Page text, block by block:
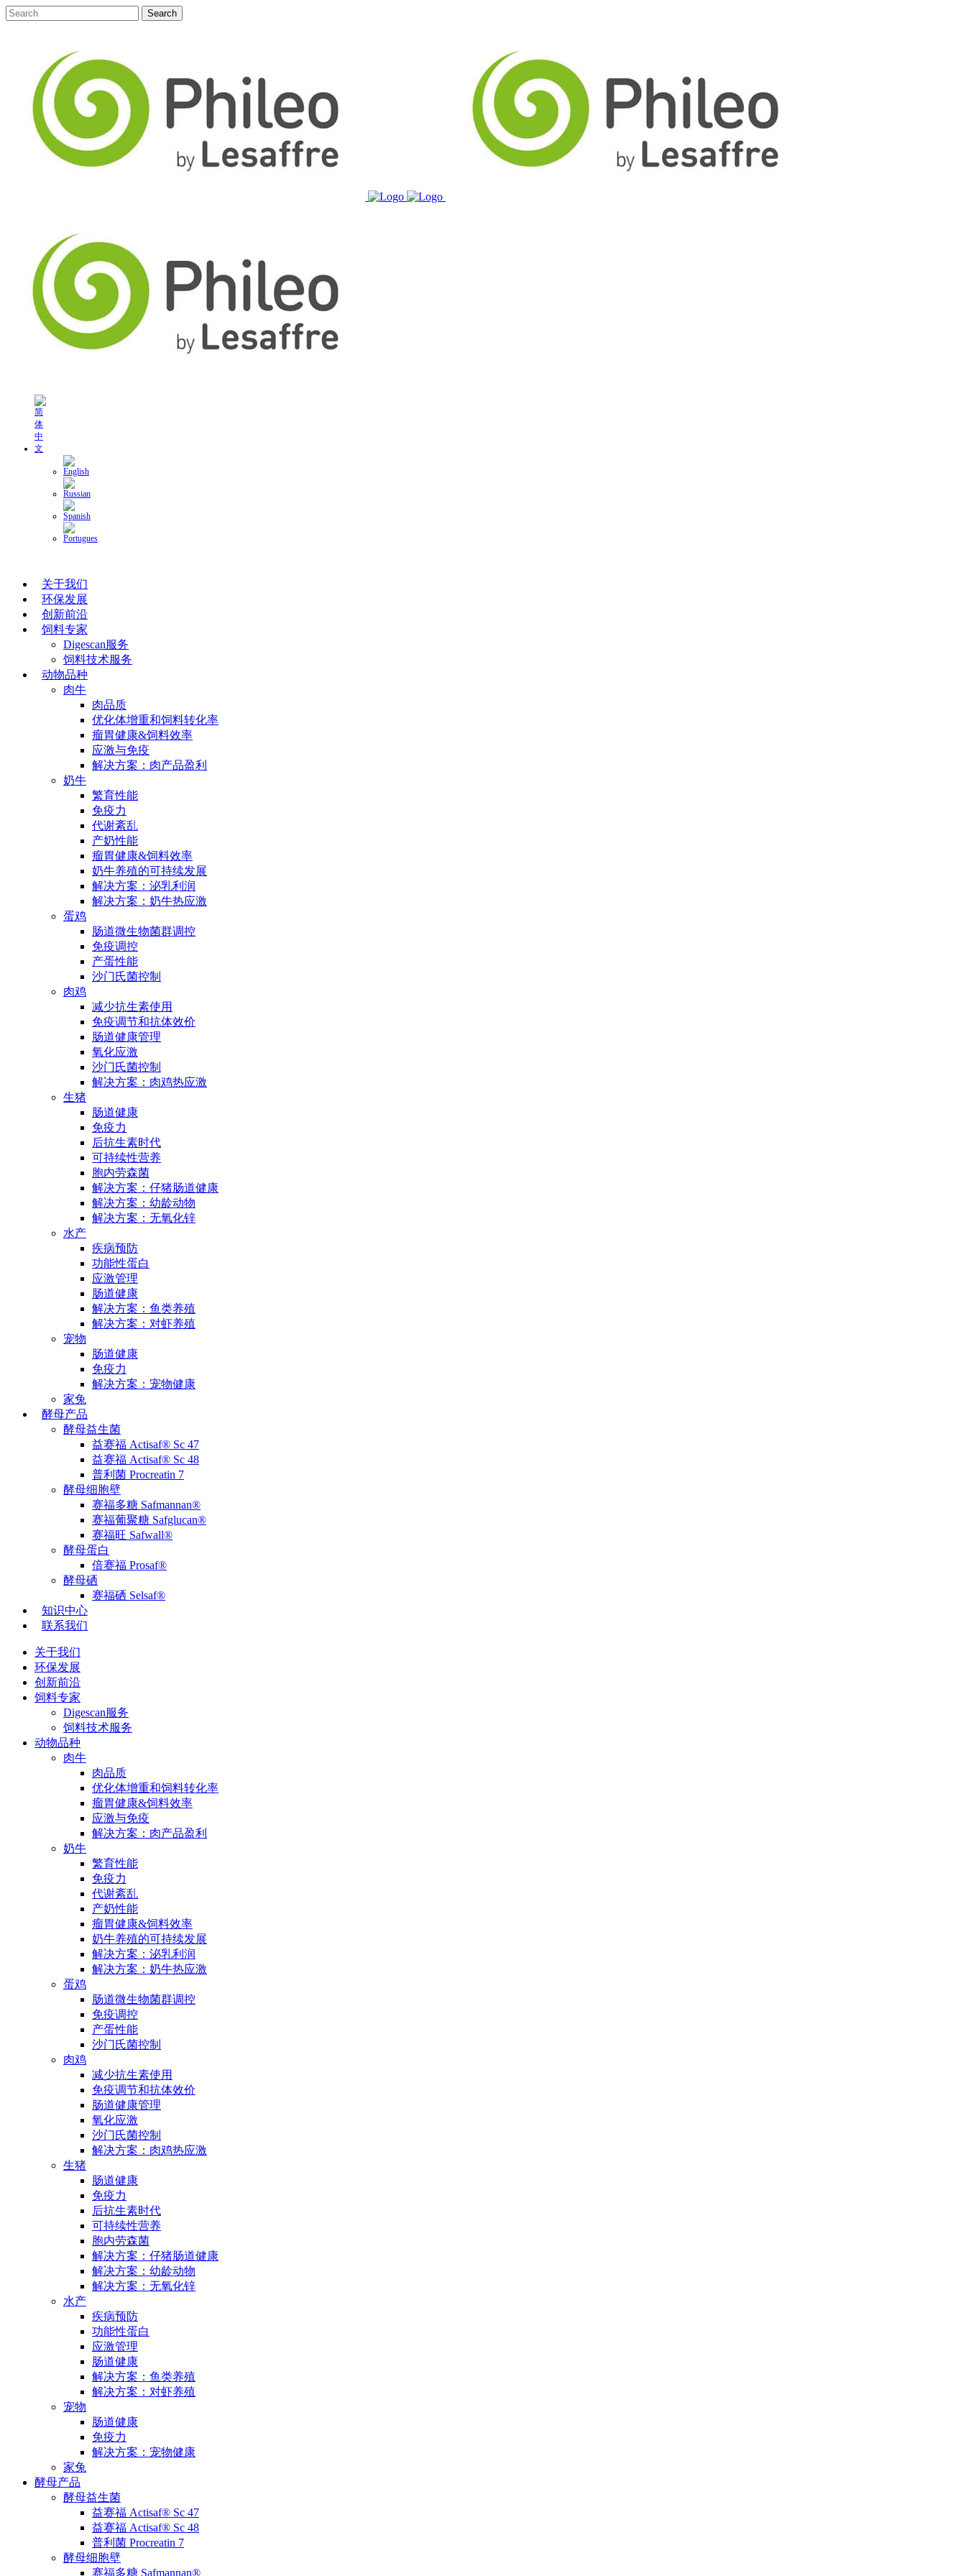
关于我们
环保发展
创新前沿
饲料专家
Digescan服务
饲料技术服务
动物品种
肉牛
肉品质
优化体增重和饲料转化率
瘤胃健康&饲料效率
应激与免疫
解决方案：肉产品盈利
奶牛
繁育性能
免疫力
代谢紊乱
产奶性能
瘤胃健康&饲料效率
奶牛养殖的可持续发展
解决方案：泌乳利润
解决方案：奶牛热应激
蛋鸡
肠道微生物菌群调控
免疫调控
产蛋性能
沙门氏菌控制
肉鸡
减少抗生素使用
免疫调节和抗体效价
肠道健康管理
氧化应激
沙门氏菌控制
解决方案：肉鸡热应激
生猪
肠道健康
免疫力
后抗生素时代
可持续性营养
胞内劳森菌
解决方案：仔猪肠道健康
解决方案：幼龄动物
解决方案：无氧化锌
水产
疾病预防
功能性蛋白
应激管理
肠道健康
解决方案：鱼类养殖
解决方案：对虾养殖
宠物
肠道健康
免疫力
解决方案：宠物健康
家兔
酵母产品
酵母益生菌
益赛福 Actisaf® Sc 47
益赛福 Actisaf® Sc 48
普利菌 Procreatin 7
酵母细胞壁
赛福多糖 Safmannan®
赛福葡聚糖 Safglucan®
赛福旺 Safwall®
酵母蛋白
倍赛福 Prosaf®
酵母硒
赛福硒 Selsaf®
知识中心
联系我们
关于我们
环保发展
创新前沿
饲料专家
Digescan服务
饲料技术服务
动物品种
肉牛
肉品质
优化体增重和饲料转化率
瘤胃健康&饲料效率
应激与免疫
解决方案：肉产品盈利
奶牛
繁育性能
免疫力
代谢紊乱
产奶性能
瘤胃健康&饲料效率
奶牛养殖的可持续发展
解决方案：泌乳利润
解决方案：奶牛热应激
蛋鸡
肠道微生物菌群调控
免疫调控
产蛋性能
沙门氏菌控制
肉鸡
减少抗生素使用
免疫调节和抗体效价
肠道健康管理
氧化应激
沙门氏菌控制
解决方案：肉鸡热应激
生猪
肠道健康
免疫力
后抗生素时代
可持续性营养
胞内劳森菌
解决方案：仔猪肠道健康
解决方案：幼龄动物
解决方案：无氧化锌
水产
疾病预防
功能性蛋白
应激管理
肠道健康
解决方案：鱼类养殖
解决方案：对虾养殖
宠物
肠道健康
免疫力
解决方案：宠物健康
家兔
酵母产品
酵母益生菌
益赛福 Actisaf® Sc 47
益赛福 Actisaf® Sc 48
普利菌 Procreatin 7
酵母细胞壁
赛福多糖 Safmannan®